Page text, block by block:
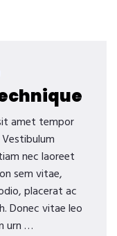
amet tempor
nec laoreet
sem vitae,
placerat ac
Donec vitae leo
urn …